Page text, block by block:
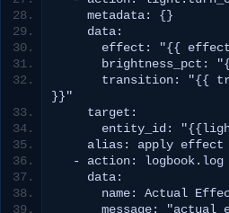
    metadata:
{}
    data:
      effect:
"{{
      brightness_pct:
      transition:
"{{
}}"
    target:
      entity_id:
    alias: apply effect
  - action: logbook.
log
    data:
name: Actual
      message:
"actual